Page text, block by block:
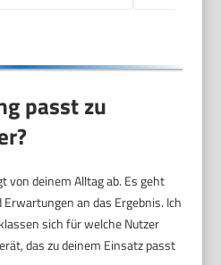
passt zu
von deinem Alltag ab. Es geht
an das Ergebnis. Ich
sich für welche Nutzer
das zu deinem Einsatz passt